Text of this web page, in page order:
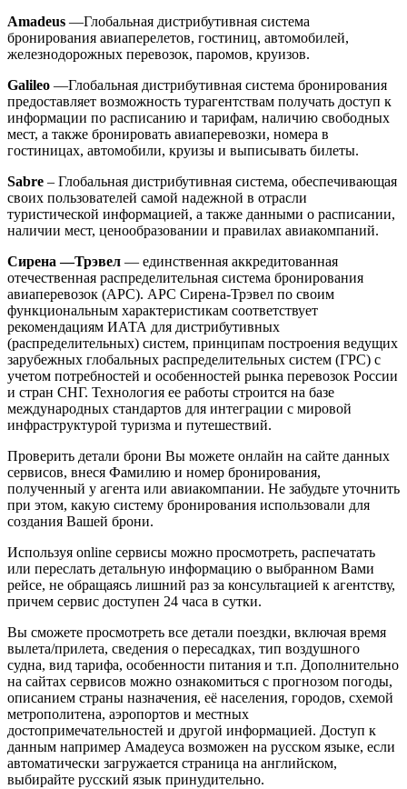
Amadeus —Глобальная дистрибутивная система
бронирования авиаперелетов, гостиниц, автомобилей,
железнодорожных перевозок, паромов, круизов.
Galileo —Глобальная дистрибутивная система бронирования
предоставляет возможность турагентствам получать доступ к
информации по расписанию и тарифам, наличию свободных
мест, а также бронировать авиаперевозки, номера в
гостиницах, автомобили, круизы и выписывать билеты.
Sabre – Глобальная дистрибутивная система, обеспечивающая
своих пользователей самой надежной в отрасли
туристической информацией, а также данными о расписании,
наличии мест, ценообразовании и правилах авиакомпаний.
Сирена —Трэвел — единственная аккредитованная
отечественная распределительная система бронирования
авиаперевозок (АРС). АРС Сирена-Трэвел по своим
функциональным характеристикам соответствует
рекомендациям ИАТА для дистрибутивных
(распределительных) систем, принципам построения ведущих
зарубежных глобальных распределительных систем (ГРС) с
учетом потребностей и особенностей рынка перевозок России
и стран СНГ. Технология ее работы строится на базе
международных стандартов для интеграции с мировой
инфраструктурой туризма и путешествий.
Проверить детали брони Вы можете онлайн на сайте данных
сервисов, внеся Фамилию и номер бронирования,
полученный у агента или авиакомпании. Не забудьте уточнить
при этом, какую систему бронирования использовали для
создания Вашей брони.
Используя online сервисы можно просмотреть, распечатать
или переслать детальную информацию о выбранном Вами
рейсе, не обращаясь лишний раз за консультацией к агентству,
причем сервис доступен 24 часа в сутки.
Вы сможете просмотреть все детали поездки, включая время
вылета/прилета, сведения о пересадках, тип воздушного
судна, вид тарифа, особенности питания и т.п. Дополнительно
на сайтах сервисов можно ознакомиться с прогнозом погоды,
описанием страны назначения, её населения, городов, схемой
метрополитена, аэропортов и местных
достопримечательностей и другой информацией. Доступ к
данным например Амадеуса возможен на русском языке, если
автоматически загружается страница на английском,
выбирайте русский язык принудительно.